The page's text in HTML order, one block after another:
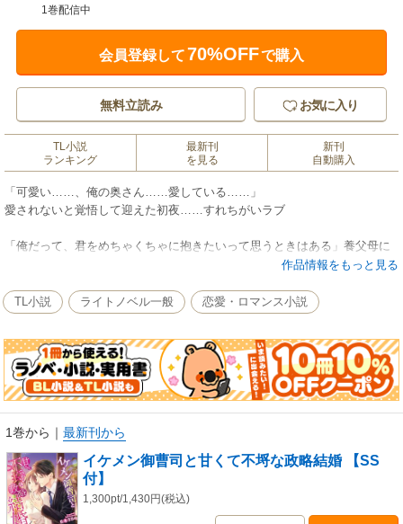
1巻配信中
会員登録して70%OFFで購入
無料立読み お気に入り
TL小説
ランキング
最新刊
を見る
新刊
自動購入
「可愛い……、俺の奥さん……愛している……」
愛されないと覚悟して迎えた初夜……すれちがいラブ
「俺だって、君をめちゃくちゃに抱きたいって思うときはある」養父母に
強いられ、二度目の政略結婚に応じた織絵。夫の彰は織絵よりずっと年上
けれど、相手を知るほど惹かれ合う気持ちが高まる――わだかまりが解け
た二度目の初夜、彼の手でとろとろに溶かされ愛されて……!?
作品情報をもっと見る
TL小説 ライトノベル一般 恋愛・ロマンス小説
1巻から ｜ 最新刊から
イケメン御曹司と甘くて不埒な政略結婚 【SS
付】
1,300pt/1,430円(税込)